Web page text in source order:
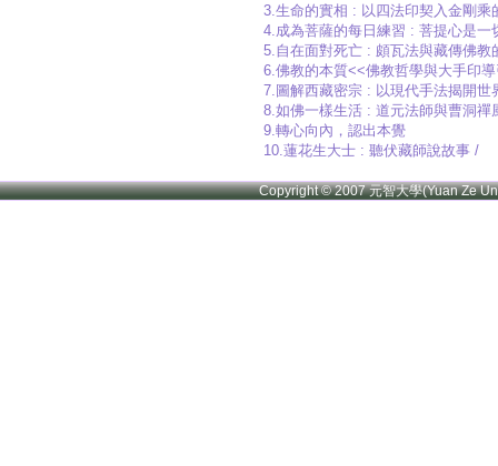
3.生命的實相 : 以四法印契入金剛乘
4.成為菩薩的每日練習 : 菩提心是一
5.自在面對死亡 : 頗瓦法與藏傳佛教
6.佛教的本質<<佛教哲學與大手印
7.圖解西藏密宗 : 以現代手法揭開世
8.如佛一樣生活 : 道元法師與曹洞禪
9.轉心向內，認出本覺
10.蓮花生大士 : 聽伏藏師說故事 /
Copyright © 2007 元智大學(Yuan Ze